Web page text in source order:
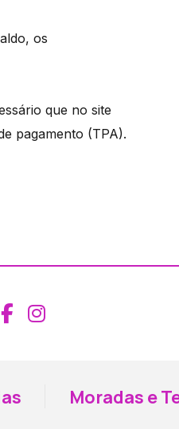
os
que no site
pagamento (TPA).
Aceder ao
Aceder ao
Moradas e